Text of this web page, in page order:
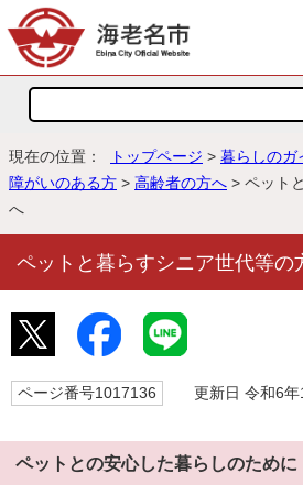
現在の位置： トップページ > 暮らしのガ
障がいのある方 > 高齢者の方へ > ペット
へ
ペットと暮らすシニア世代等の
ページ番号1017136 更新日 令和6年
ペットとの安心した暮らしのために